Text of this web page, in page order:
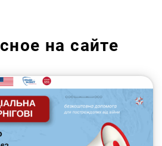
на сайте